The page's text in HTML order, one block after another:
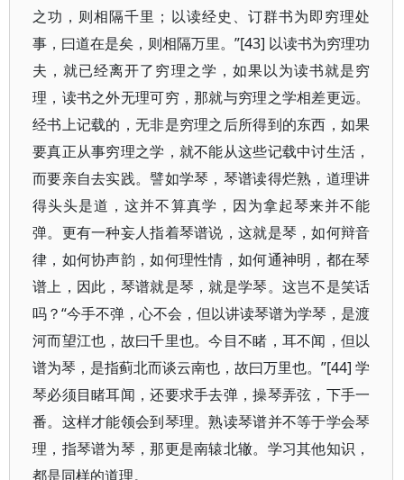
之功，则相隔千里；以读经史、订群书为即穷理处
事，曰道在是矣，则相隔万里。”[43] 以读书为穷理功
夫，就已经离开了穷理之学，如果以为读书就是穷
理，读书之外无理可穷，那就与穷理之学相差更远。
经书上记载的，无非是穷理之后所得到的东西，如果
要真正从事穷理之学，就不能从这些记载中讨生活，
而要亲自去实践。譬如学琴，琴谱读得烂熟，道理讲
得头头是道，这并不算真学，因为拿起琴来并不能
弹。更有一种妄人指着琴谱说，这就是琴，如何辩音
律，如何协声韵，如何理性情，如何通神明，都在琴
谱上，因此，琴谱就是琴，就是学琴。这岂不是笑话
吗？“今手不弹，心不会，但以讲读琴谱为学琴，是渡
河而望江也，故曰千里也。今目不睹，耳不闻，但以
谱为琴，是指蓟北而谈云南也，故曰万里也。”[44] 学
琴必须目睹耳闻，还要求手去弹，操琴弄弦，下手一
番。这样才能领会到琴理。熟读琴谱并不等于学会琴
理，指琴谱为琴，那更是南辕北辙。学习其他知识，
都是同样的道理。